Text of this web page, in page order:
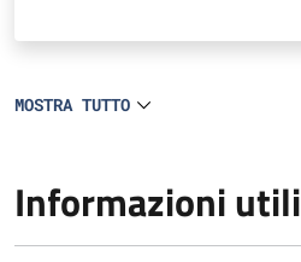
MOSTRA TUTTO
Informazioni utili